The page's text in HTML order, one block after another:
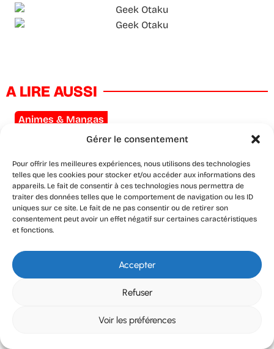
Gérer le consentement
Pour offrir les meilleures expériences, nous utilisons des technologies
telles que les cookies pour stocker et/ou accéder aux informations des
appareils. Le fait de consentir à ces technologies nous permettra de
traiter des données telles que le comportement de navigation ou les ID
uniques sur ce site. Le fait de ne pas consentir ou de retirer son
consentement peut avoir un effet négatif sur certaines caractéristiques
et fonctions.
Accepter
Refuser
Voir les préférences
A LIRE AUSSI
Animes & Mangas
Scavengers Reign : la meilleure
série d’animation de la décennie a
été annulée deux fois